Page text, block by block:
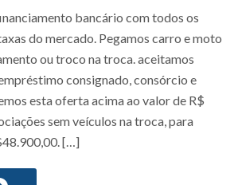
bancário com todos os
do mercado. Pegamos carro e moto
ou troco na troca. aceitamos
consignado, consórcio e
esta oferta acima ao valor de R$
sem veículos na troca, para
[…]